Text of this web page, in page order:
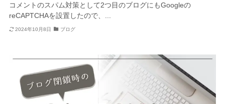
コメントのスパム対策として2つ目のブログにもGoogleの
reCAPTCHAを設置したので、...
2024年10月8日 ブログ